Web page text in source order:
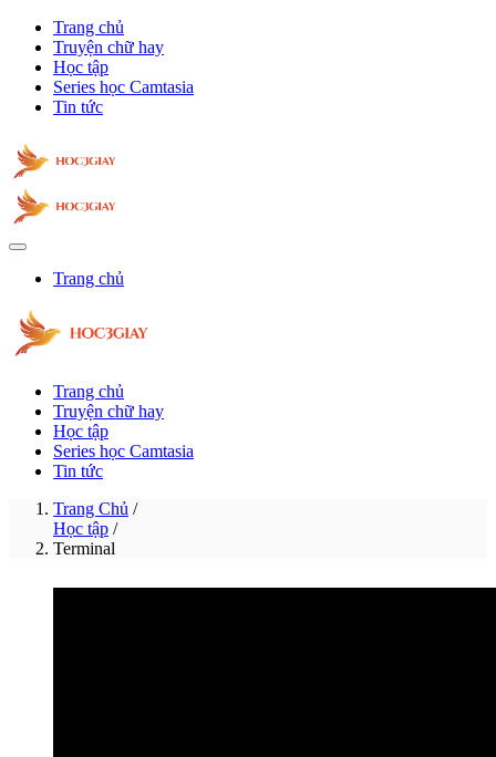
Trang chủ
Truyện chữ hay
Học tập
Series học Camtasia
Tin tức
Trang chủ
Trang chủ
Truyện chữ hay
Học tập
Series học Camtasia
Tin tức
Trang Chủ /
Học tập /
Terminal